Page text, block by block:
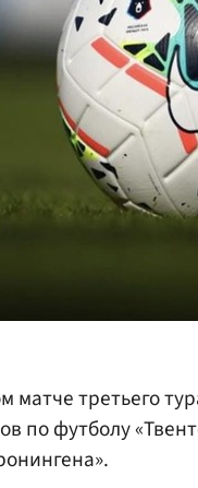
матче третьего
по футболу